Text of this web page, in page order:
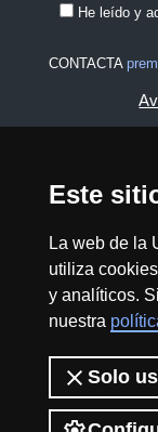
Este
La web de la
utiliza
y analíticos.
nuestra
Solo
He leído y
CONTACTA
2026
No
View low-bandwidth